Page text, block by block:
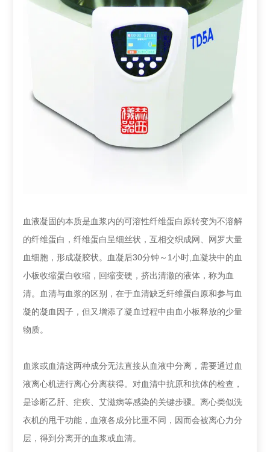
血液凝固的本质是血浆内的可溶性纤维蛋白原转变为不溶解
的纤维蛋白，纤维蛋白呈细丝状，互相交织成网、网罗大量
血细胞，形成凝胶状。血凝后30分钟～1小时,血凝块中的血
小板收缩蛋白收缩，回缩变硬，挤出清澈的液体，称为血
清。血清与血浆的区别，在于血清缺乏纤维蛋白原和参与血
凝的凝血因子，但又增添了凝血过程中由血小板释放的少量
物质。
血浆或血清这两种成分无法直接从血液中分离，需要通过血
液离心机进行离心分离获得。对血清中抗原和抗体的检查，
是诊断乙肝、疟疾、艾滋病等感染的关键步骤。离心类似洗
衣机的甩干功能，血液各成分比重不同，因而会被离心力分
层，得到分离开的血浆或血清。